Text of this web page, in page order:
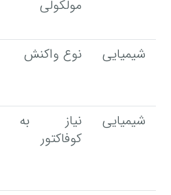
مولکولی
شیمیایی
نوع واکنش
شیمیایی
نیاز به
کوفاکتور